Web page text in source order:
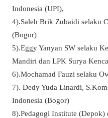
Indonesia (UPI),
4).Saleh Brik Zubaidi selaku
(Bogor)
5).Eggy Yanyan SW selaku
Mandiri dan LPK Surya
6).Mochamad Fauzi selaku
7). Dedy Yuda Linardi,
Indonesia (Bogor)
8).Pedagogi Institute (Depok)